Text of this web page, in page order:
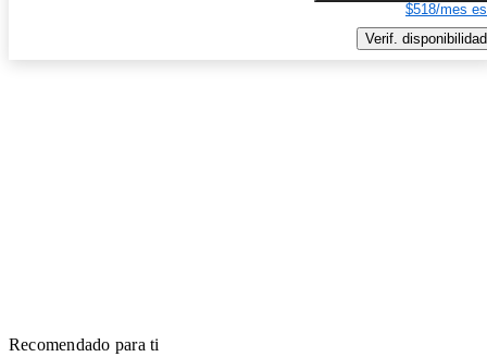
$518/mes
Verif. disponibilidad
Recomendado para ti